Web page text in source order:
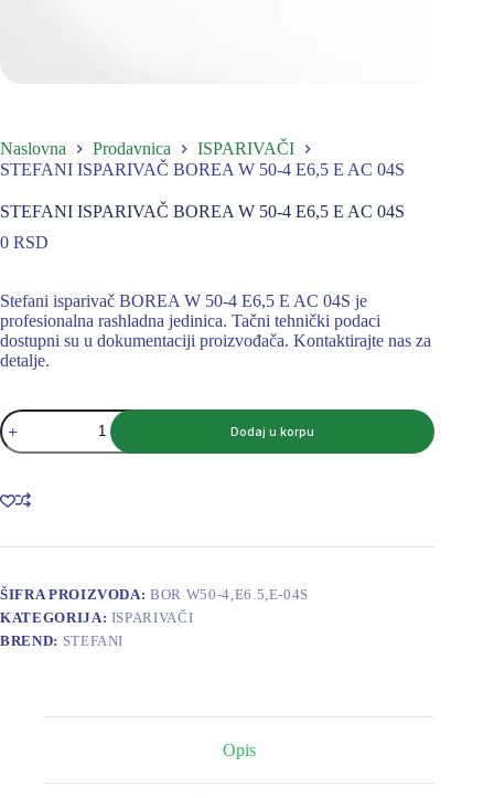
Naslovna Prodavnica
ISPARIVAČI
STEFANI ISPARIVAČ BOREA W 50-4 E6,5 E AC 04S
STEFANI ISPARIVAČ BOREA W 50-4 E6,5 E AC 04S
0 RSD
Stefani isparivač BOREA W 50-4 E6,5 E AC 04S je
profesionalna rashladna jedinica. Tačni tehnički podaci
dostupni su u dokumentaciji proizvođača. Kontaktirajte nas za
detalje.
STEFANI
ISPARIVAČ
BOREA
50-
4
E
04S
količina
Dodaj u korpu
ŠIFRA PROIZVODA:BOR W50-4,E6.5,E-04S
KATEGORIJA: ISPARIVAČI
BREND: STEFANI
Opis